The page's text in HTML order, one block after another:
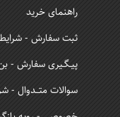
راهنمای خرید
ثبت سفارش -
پیـگـیری سفارش -
سوالات متــدوال -